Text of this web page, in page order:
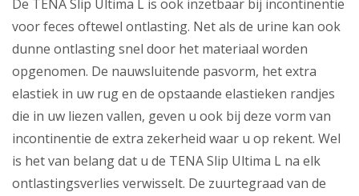
De TENA Slip Ultima L is ook inzetbaar bij incontinentie
voor feces oftewel ontlasting. Net als de urine kan ook
dunne ontlasting snel door het materiaal worden
opgenomen. De nauwsluitende pasvorm, het extra
elastiek in uw rug en de opstaande elastieken randjes
die in uw liezen vallen, geven u ook bij deze vorm van
incontinentie de extra zekerheid waar u op rekent. Wel
is het van belang dat u de TENA Slip Ultima L na elk
ontlastingsverlies verwisselt. De zuurtegraad van de